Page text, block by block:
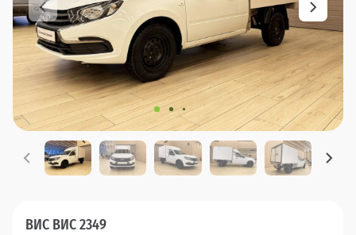
ВИС ВИС 2349